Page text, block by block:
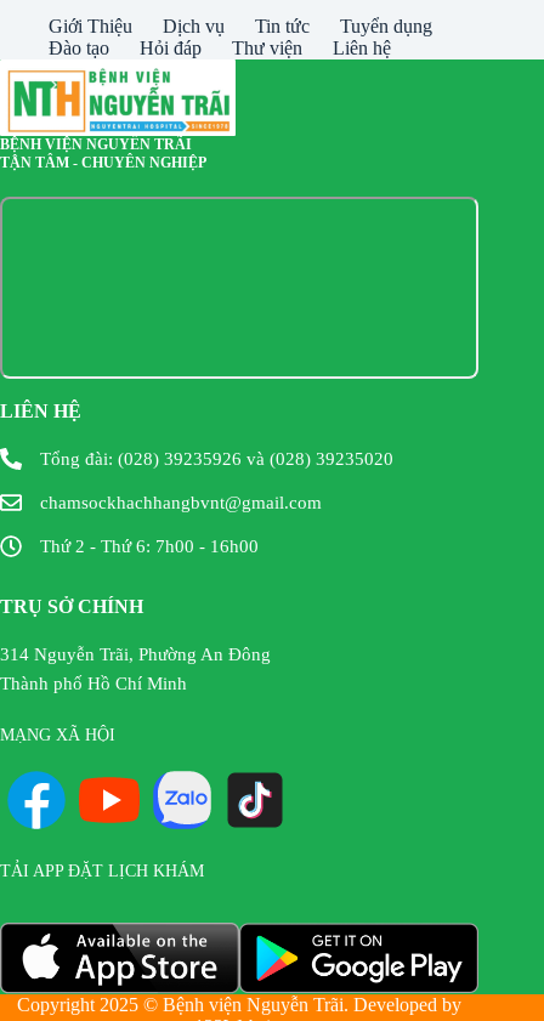
Giới Thiệu Dịch vụ Tin tức
Tuyển dụng
Đào tạo
Hỏi đáp Thư viện Liên hệ
BỆNH VIỆN NGUYỄN TRÃI
TẬN TÂM - CHUYÊN NGHIỆP
LIÊN HỆ
Tổng đài: (028) 39235926 và (028) 39235020
chamsockhachhangbvnt@gmail.com
Thứ 2 - Thứ 6: 7h00 - 16h00
TRỤ SỞ CHÍNH
314 Nguyễn Trãi, Phường An Đông
Thành phố Hồ Chí Minh
MẠNG XÃ HỘI
TẢI APP ĐẶT LỊCH KHÁM
Copyright 2025 © Bệnh viện Nguyễn Trãi. Developed by